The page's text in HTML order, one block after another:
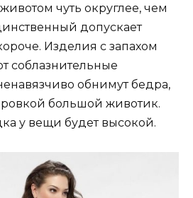
чуть округлее, чем
допускает
Изделия с запахом
соблазнительные
обнимут бедра,
большой животик.
у вещи будет высокой.